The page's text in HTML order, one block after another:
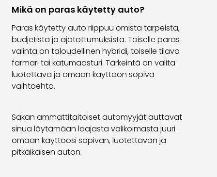
Mikä on paras käytetty auto?
Paras käytetty auto riippuu omista tarpeista,
budjetista ja ajotottumuksista. Toiselle paras
valinta on taloudellinen hybridi, toiselle tilava
farmari tai katumaasturi. Tärkeintä on valita
luotettava ja omaan käyttöön sopiva
vaihtoehto.
Sakan ammattitaitoiset automyyjät auttavat
sinua löytämään laajasta valikoimasta juuri
omaan käyttöösi sopivan, luotettavan ja
pitkäikäisen auton.